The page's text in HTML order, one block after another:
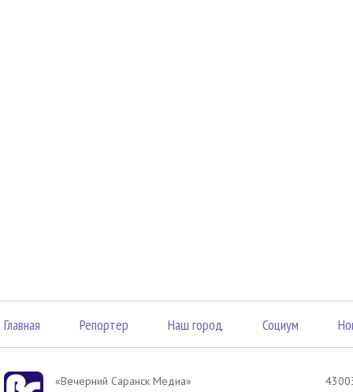
Главная Репортер Наш город Социум
«Вечерний Саранск Mедиа»